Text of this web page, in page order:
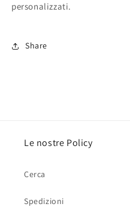
personalizzati.
Share
Le nostre Policy
Cerca
Spedizioni